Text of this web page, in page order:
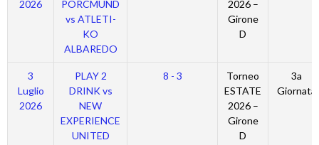
2026
PORCMUND
vs ATLETI-
KO
ALBAREDO
2026 –
Girone
D
3
Luglio
2026
PLAY 2
DRINK vs
NEW
EXPERIENCE
UNITED
8 - 3
Torneo
ESTATE
2026 –
Girone
D
3a
Giornata